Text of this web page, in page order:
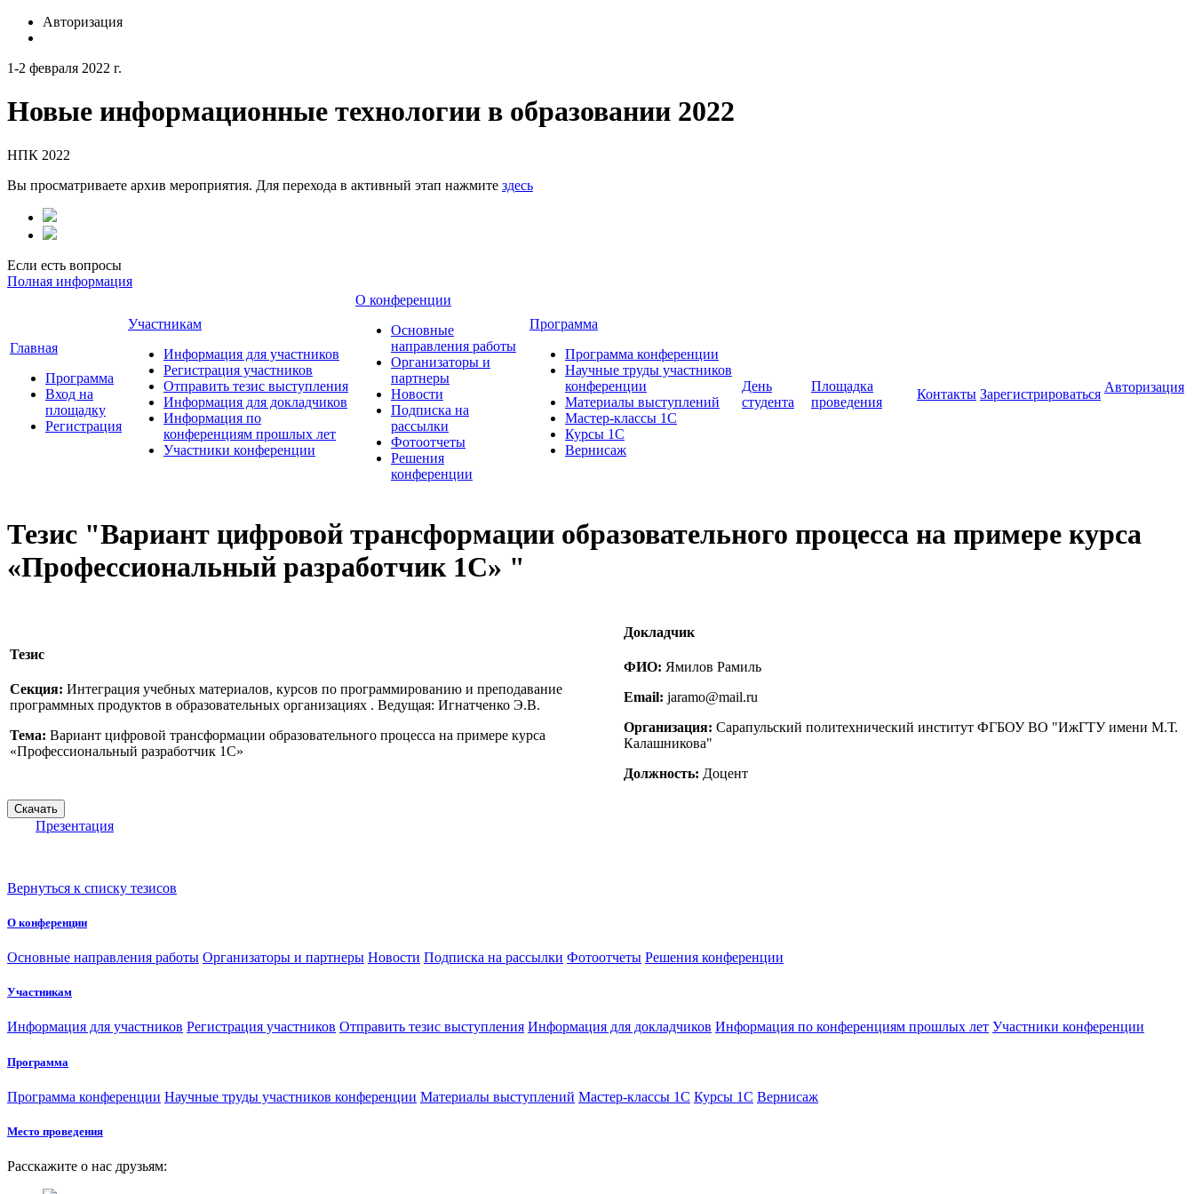
Авторизация
1-2 февраля 2022 г.
Новые информационные технологии в образовании 2022
НПК 2022
Вы просматриваете архив мероприятия. Для перехода в активный этап нажмите здесь
Если есть вопросы
Полная информация
Главная
Программа
Вход на
площадку
Регистрация
Участникам
Информация для участников
Регистрация участников
Отправить тезис выступления
Информация для докладчиков
Информация по
конференциям прошлых лет
Участники конференции
О конференции
Основные
направления работы
Организаторы и
партнеры
Новости
Подписка на
рассылки
Фотоотчеты
Решения
конференции
Программа
Программа конференции
Научные труды участников
конференции
Материалы выступлений
Мастер-классы 1С
Курсы 1С
Вернисаж
День
студента
Площадка
проведения
Контакты Зарегистрироваться Авторизация
Тезис "Вариант цифровой трансформации образовательного процесса на примере курса
«Профессиональный разработчик 1С» "
Тезис
Секция: Интеграция учебных материалов, курсов по программированию и преподавание
программных продуктов в образовательных организациях . Ведущая: Игнатченко Э.В.
Тема: Вариант цифровой трансформации образовательного процесса на примере курса
«Профессиональный разработчик 1С»
Докладчик
ФИО: Ямилов Рамиль
Email: jaramo@mail.ru
Организация: Сарапульский политехнический институт ФГБОУ ВО "ИжГТУ имени М.Т.
Калашникова"
Должность: Доцент
Презентация
Вернуться к списку тезисов
О конференции
Основные направления работы Организаторы и партнеры Новости Подписка на рассылки Фотоотчеты Решения конференции
Участникам
Информация для участников Регистрация участников Отправить тезис выступления Информация для докладчиков Информация по конференциям прошлых лет Участники конференции
Программа
Программа конференции Научные труды участников конференции Материалы выступлений Мастер-классы 1С Курсы 1С Вернисаж
Место проведения
Расскажите о нас друзьям: